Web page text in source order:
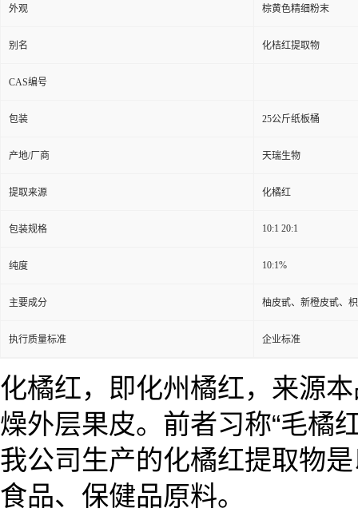
外观 棕黄色精细粉末
别名 化桔红提取物
CAS编号
包装 25公斤纸板桶
产地/厂商 天瑞生物
提取来源 化橘红
包装规格 10:1 20:1
纯度 10:1%
主要成分 柚皮甙、新橙皮甙、
执行质量标准 企业标准
化橘红，即化州橘红， 来源
燥外层果皮。前者习称“毛橘
我公司生产的化橘红提取物
食品、保健品原料。